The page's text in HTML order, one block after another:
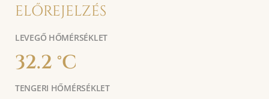
ELŐREJELZÉS
LEVEGŐ HŐMÉRSÉKLET
32.2 °C
TENGERI HŐMÉRSÉKLET